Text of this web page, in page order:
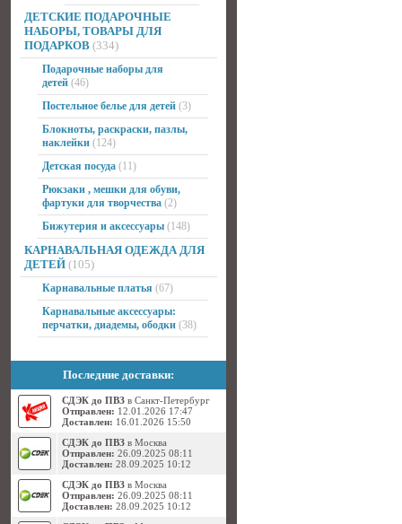
ДЕТСКИЕ ПОДАРОЧНЫЕ
НАБОРЫ, ТОВАРЫ ДЛЯ
ПОДАРКОВ (334)
Подарочные наборы для
детей (46)
Постельное белье для детей (3)
Блокноты, раскраски, пазлы,
наклейки (124)
Детская посуда (11)
Рюкзаки , мешки для обуви,
фартуки для творчества (2)
Бижутерия и аксессуары (148)
КАРНАВАЛЬНАЯ ОДЕЖДА ДЛЯ
ДЕТЕЙ (105)
Карнавальные платья (67)
Карнавальные аксессуары:
перчатки, диадемы, ободки (38)
Последние доставки:
СДЭК до ПВЗ в Санкт-Петербург
Отправлен: 12.01.2026 17:47
Доставлен: 16.01.2026 15:50
СДЭК до ПВЗ в Москва
Отправлен: 26.09.2025 08:11
Доставлен: 28.09.2025 10:12
СДЭК до ПВЗ в Москва
Отправлен: 26.09.2025 08:11
Доставлен: 28.09.2025 10:12